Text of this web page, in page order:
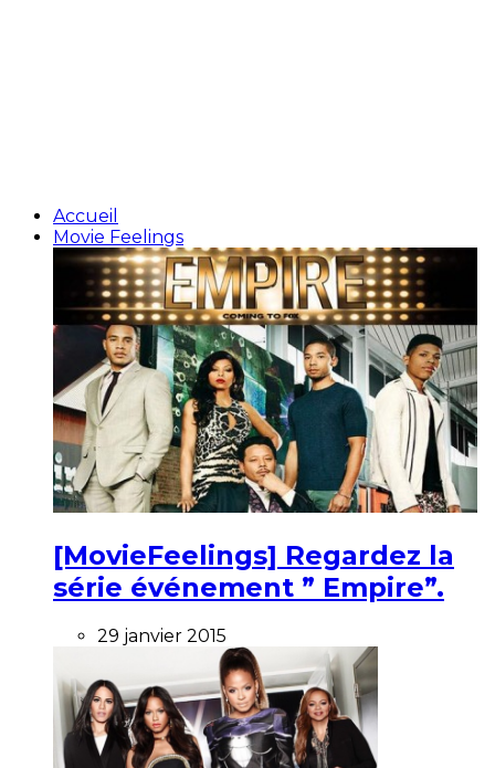
Accueil
Movie Feelings
[MovieFeelings] Regardez la
série événement ” Empire”.
29 janvier 2015